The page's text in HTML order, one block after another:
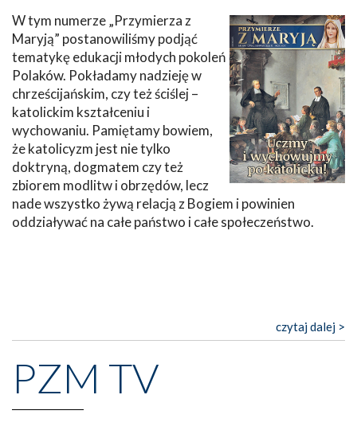
W tym numerze „Przymierza z
Maryją” postanowiliśmy podjąć
tematykę edukacji młodych pokoleń
Polaków. Pokładamy nadzieję w
chrześcijańskim, czy też ściślej –
katolickim kształceniu i
wychowaniu. Pamiętamy bowiem,
że katolicyzm jest nie tylko
doktryną, dogmatem czy też
zbiorem modlitw i obrzędów, lecz
nade wszystko żywą relacją z Bogiem i powinien
oddziaływać na całe państwo i całe społeczeństwo.
czytaj dalej >
PZM TV